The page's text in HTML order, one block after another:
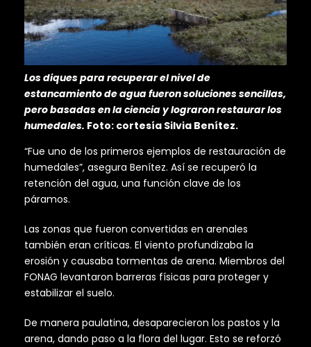
Los diques para recuperar el nivel de
estancamiento de agua fueron soluciones sencillas,
pero basadas en la ciencia y lograron restaurar los
humedales. Foto: cortesía Silvia Benítez.
“Fue uno de los primeros ejemplos de restauración de
humedales”, asegura Benítez. Así se recuperó la
retención del agua, una función clave de los
páramos.
Las zonas que fueron convertidas en arenales
también eran críticas. El viento profundizaba la
erosión y causaba tormentas de arena. Miembros del
FONAG levantaron barreras físicas para proteger y
estabilizar el suelo.
De manera paulatina, desaparecieron los pastos y la
arena, dando paso a la flora del lugar. Esto se reforzó